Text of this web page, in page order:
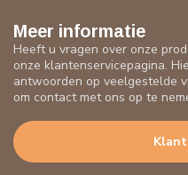
Meer informatie
Heeft u vragen over onze
onze klantenservicepagina.
antwoorden op veelgestelde
om contact met ons op te